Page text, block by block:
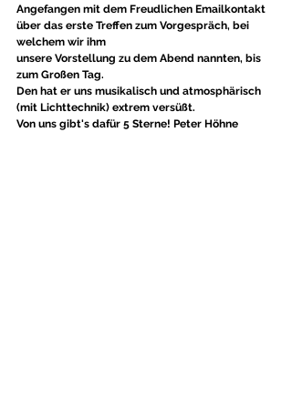
Angefangen mit dem Freudlichen Emailkontakt
über das erste Treffen zum Vorgespräch, bei
welchem wir ihm
unsere Vorstellung zu dem Abend nannten, bis
zum Großen Tag.
Den hat er uns musikalisch und atmosphärisch
(mit Lichttechnik) extrem versüßt.
Von uns gibt's dafür 5 Sterne! Peter Höhne